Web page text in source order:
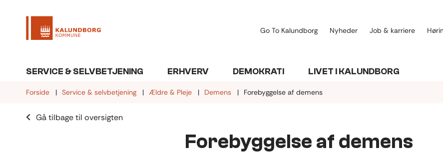
Go To Kalundborg Nyheder Job & karriere
SERVICE & SELVBETJENING ERHVERV DEMOKRATI LIVET I KALUNDBORG
Forside Service & selvbetjening Ældre & Pleje Demens Forebyggelse af demens
Gå tilbage til oversigten
Forebyggelse af demens